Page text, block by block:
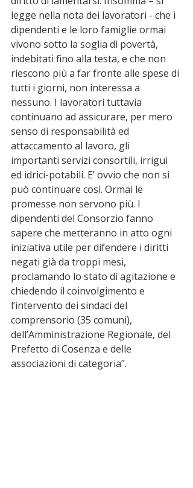
legge nella nota dei lavoratori - che i
dipendenti e le loro famiglie ormai
vivono sotto la soglia di povertà,
indebitati fino alla testa, e che non
riescono più a far fronte alle spese di
tutti i giorni, non interessa a
nessuno. I lavoratori tuttavia
continuano ad assicurare, per mero
senso di responsabilità ed
attaccamento al lavoro, gli
importanti servizi consortili, irrigui
ed idrici-potabili. E’ ovvio che non si
può continuare così. Ormai le
promesse non servono più. I
dipendenti del Consorzio fanno
sapere che metteranno in atto ogni
iniziativa utile per difendere i diritti
negati già da troppi mesi,
proclamando lo stato di agitazione e
chiedendo il coinvolgimento e
l’intervento dei sindaci del
comprensorio (35 comuni),
dell’Amministrazione Regionale, del
Prefetto di Cosenza e delle
associazioni di categoria”.